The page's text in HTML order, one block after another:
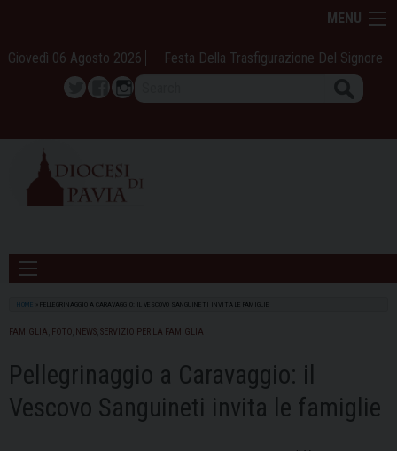
content
MENU
Giovedì 06 Agosto 2026 Festa Della Trasfigurazione Del Signore
TwitterFacebook
Instagram
HOME PELLEGRINAGGIO A CARAVAGGIO: IL VESCOVO SANGUINETI INVITA LE FAMIGLIE
FAMIGLIA FOTO NEWS SERVIZIO PER LA FAMIGLIA
Pellegrinaggio a Caravaggio: il
Vescovo Sanguineti invita le famiglie